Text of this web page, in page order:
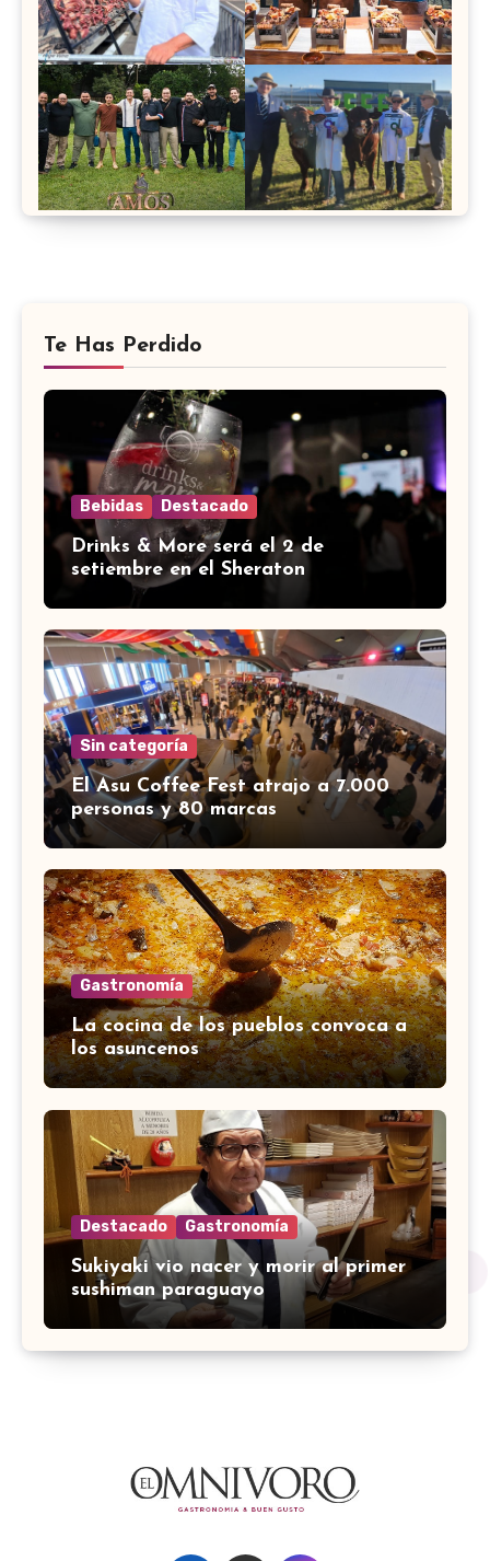
Te Has Perdido
Bebidas Destacado
Drinks & More será el 2 de
setiembre en el Sheraton
Sin categoría
El Asu Coffee Fest atrajo a 7.000
personas y 80 marcas
Gastronomía
La cocina de los pueblos convoca a
los asuncenos
Destacado Gastronomía
Sukiyaki vio nacer y morir al primer
sushiman paraguayo